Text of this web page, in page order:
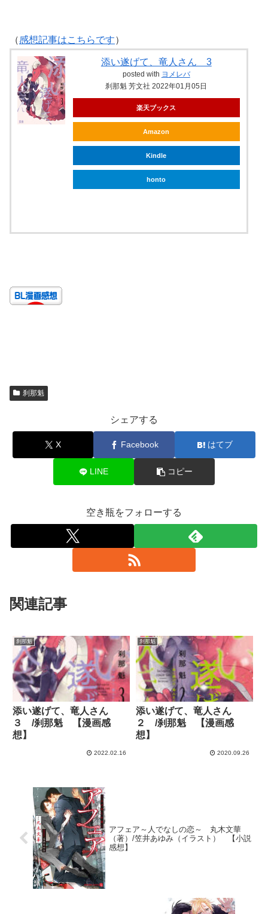
（感想記事はこちらです）
添い遂げて、竜人さん 3
posted with ヨメレバ
刹那魁 芳文社 2022年01月05日
楽天ブックス
Amazon
Kindle
honto
刹那魁
シェアする
X Facebook はてブ
LINE コピー
空き瓶をフォローする
関連記事
刹那魁
添い遂げて、竜人さん
３ /刹那魁 【漫画感
想】
2022.02.16
刹那魁
添い遂げて、竜人さん
２ /刹那魁 【漫画感
想】
2020.09.26
アフェア～人でなしの恋～ 丸木文華
（著）/笠井あゆみ（イラスト） 【小説
感想】